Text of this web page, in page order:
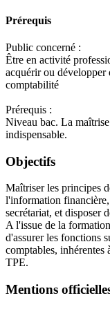
Prérequis
Public concerné :
Être en activité
acquérir ou développer
comptabilité
Prérequis :
Niveau bac. La
indispensable.
Objectifs
Maîtriser les principes
l'information
secrétariat, et disposer
A l'issue de la
d'assurer les fonctions
comptables,
TPE.
Mentions